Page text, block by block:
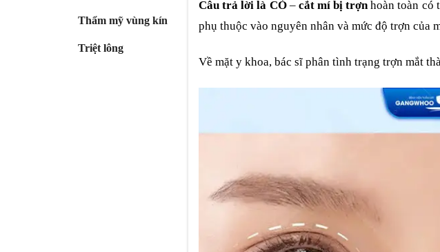
Thẩm mỹ vùng kín
Triệt lông
Câu trả lời là CÓ– cắt mí bị trợn hoàn toàn có
phụ thuộc vào nguyên nhân và mức độ trợn của
Về mặt y khoa, bác sĩ phân tình trạng trợn mắt